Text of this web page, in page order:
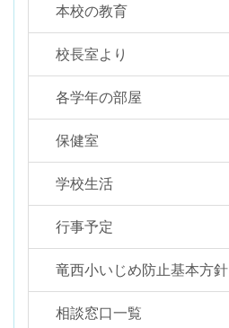
本校の教育
校長室より
各学年の部屋
保健室
学校生活
行事予定
竜西小いじめ防止基本方針
相談窓口一覧